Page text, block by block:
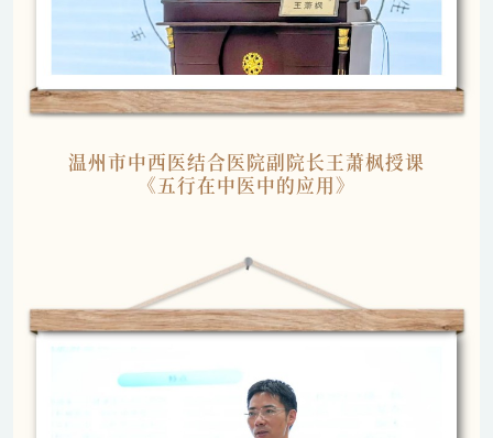
温州市中西医结合医院副院长王萧枫授课
《五行在中医中的应用》